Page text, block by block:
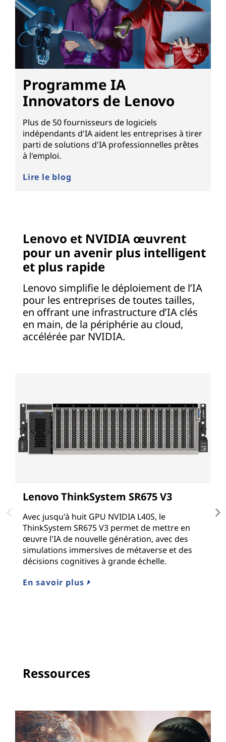
Programme IA
Innovators de Lenovo
Plus de 50 fournisseurs de logiciels
indépendants d'IA aident les entreprises à tirer
parti de solutions d'IA professionnelles prêtes
à l'emploi.
Lire le blog
Lenovo et NVIDIA œuvrent
pour un avenir plus intelligent
et plus rapide
Lenovo simplifie le déploiement de l’IA
pour les entreprises de toutes tailles,
en offrant une infrastructure d’IA clés
en main, de la périphérie au cloud,
accélérée par NVIDIA.
Lenovo ThinkSystem SR675 V3
Avec jusqu'à huit GPU NVIDIA L40S, le
ThinkSystem SR675 V3 permet de mettre en
œuvre l'IA de nouvelle génération, avec des
simulations immersives de métaverse et des
décisions cognitives à grande échelle.
En savoir plus
Ressources